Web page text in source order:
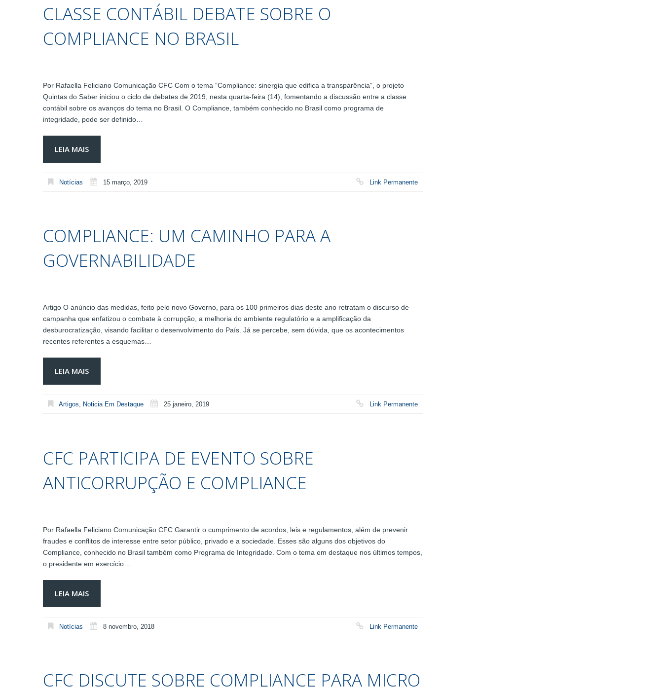
CLASSE CONTÁBIL DEBATE SOBRE O
COMPLIANCE NO BRASIL
Por Rafaella Feliciano Comunicação CFC Com o tema “Compliance: sinergia que edifica a transparência”, o projeto
Quintas do Saber iniciou o ciclo de debates de 2019, nesta quarta-feira (14), fomentando a discussão entre a classe
contábil sobre os avanços do tema no Brasil. O Compliance, também conhecido no Brasil como programa de
integridade, pode ser definido…
LEIA MAIS
Notícias 15 março, 2019 Link Permanente
COMPLIANCE: UM CAMINHO PARA A
GOVERNABILIDADE
Artigo O anúncio das medidas, feito pelo novo Governo, para os 100 primeiros dias deste ano retratam o discurso de
campanha que enfatizou o combate à corrupção, a melhoria do ambiente regulatório e a amplificação da
desburocratização, visando facilitar o desenvolvimento do País. Já se percebe, sem dúvida, que os acontecimentos
recentes referentes a esquemas…
LEIA MAIS
Artigos, Noticia Em Destaque 25 janeiro, 2019 Link Permanente
CFC PARTICIPA DE EVENTO SOBRE
ANTICORRUPÇÃO E COMPLIANCE
Por Rafaella Feliciano Comunicação CFC Garantir o cumprimento de acordos, leis e regulamentos, além de prevenir
fraudes e conflitos de interesse entre setor público, privado e a sociedade. Esses são alguns dos objetivos do
Compliance, conhecido no Brasil também como Programa de Integridade. Com o tema em destaque nos últimos tempos,
o presidente em exercício…
LEIA MAIS
Notícias 8 novembro, 2018 Link Permanente
CFC DISCUTE SOBRE COMPLIANCE PARA MICRO